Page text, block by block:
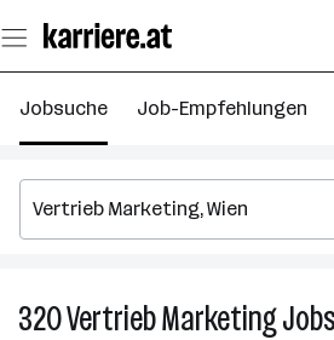
Seiteninhalt
springen
Jobsuche Job-Empfehlungen
320Vertrieb MarketingJobs